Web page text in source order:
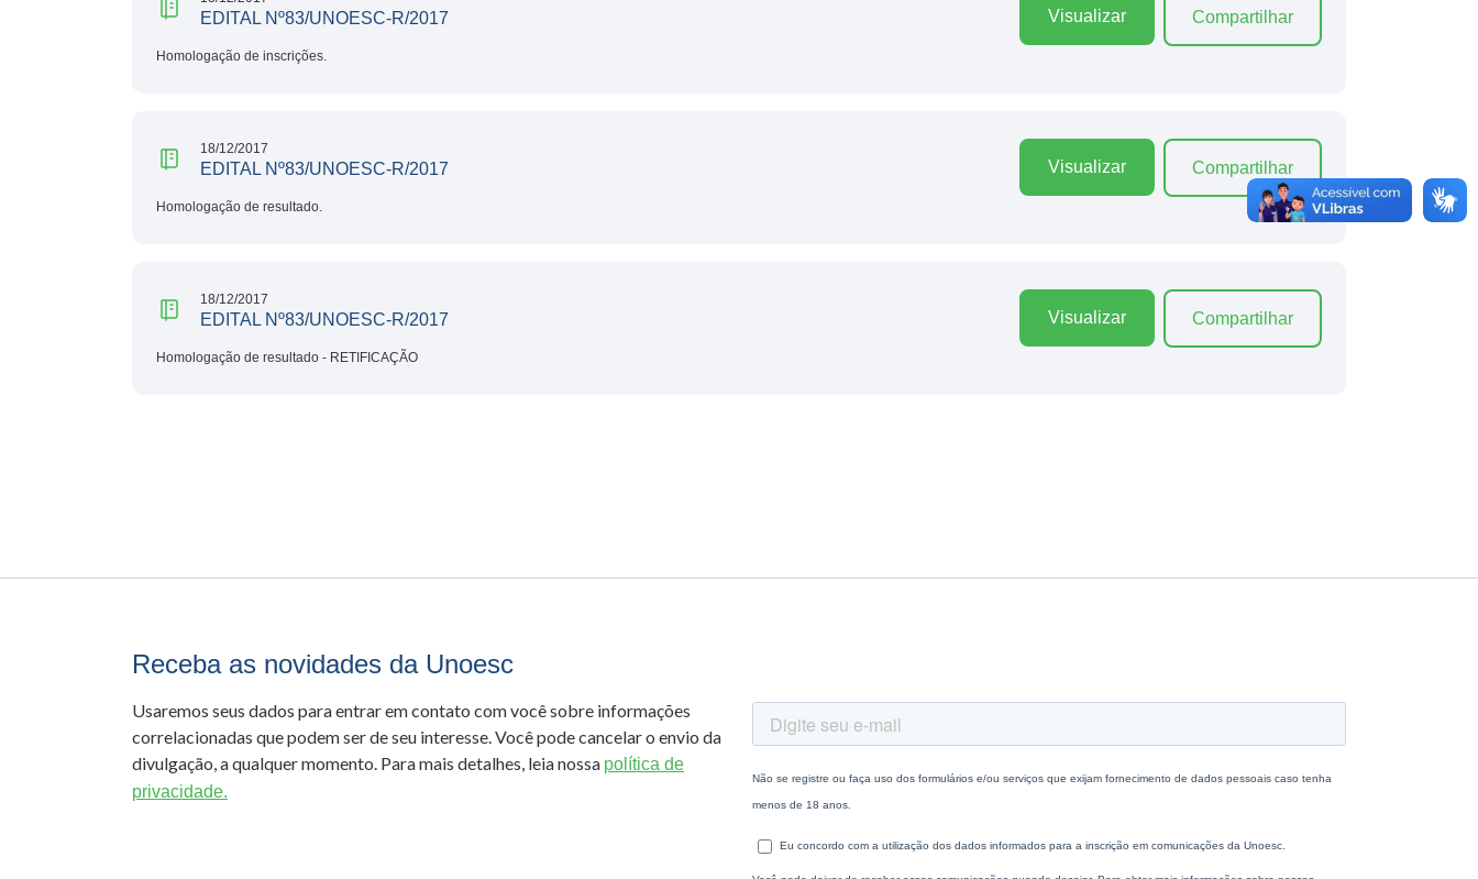
EDITAL Nº83/UNOESC-R/2017
Homologação de inscrições.
Visualizar Compartilhar
18/12/2017
EDITAL Nº83/UNOESC-R/2017
Homologação de resultado.
Visualizar Compartilhar
18/12/2017
EDITAL Nº83/UNOESC-R/2017
Homologação de resultado - RETIFICAÇÃO
Visualizar Compartilhar
Receba as novidades da Unoesc
Usaremos seus dados para entrar em contato com você sobre informações
correlacionadas que podem ser de seu interesse. Você pode cancelar o envio da
divulgação, a qualquer momento. Para mais detalhes, leia nossa política de
privacidade.